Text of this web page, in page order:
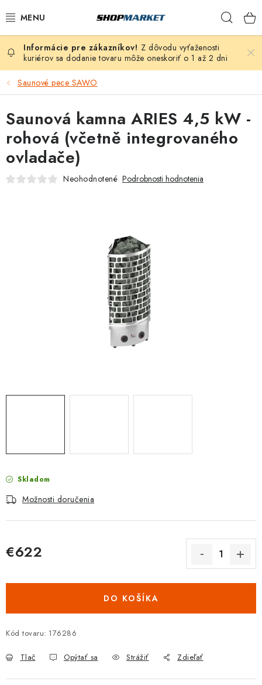
na
VÍRIVÉ VANE
SAUNY
BAZÉNY
NAFUKOVACIE VÍRIVKY
ZDRAVIE
PROTIZÁPLAVOVÉ A HASIACE ZARIADENIA
OBCHODNÉ PODMIENKY
Z dôvodu vyťaženosti
kuriérov sa dodanie tovaru môže oneskoriť o 1 až 2 dni
Saunové pece SAWO
Skladom
Možnosti doručenia
€622
DO KOŠÍKA
Kód tovaru: 176286
Tlač Opýtať sa Strážiť Zdieľať
Saunová kamna ARIES 4,5 kW -
rohová (včetně integrovaného
ovladače)
Neohodnotené Podrobnosti hodnotenia